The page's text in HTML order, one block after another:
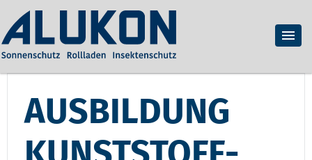
AUSBILDUNG